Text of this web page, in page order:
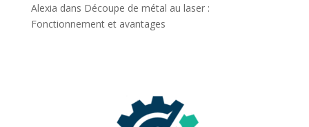
Alexia dans Découpe de métal au laser :
Fonctionnement et avantages